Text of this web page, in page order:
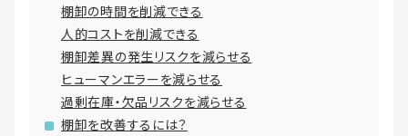
棚卸の時間を削減できる
人的コストを削減できる
棚卸差異の発生リスクを減らせる
ヒューマンエラーを減らせる
過剰在庫・欠品リスクを減らせる
棚卸を改善するには？